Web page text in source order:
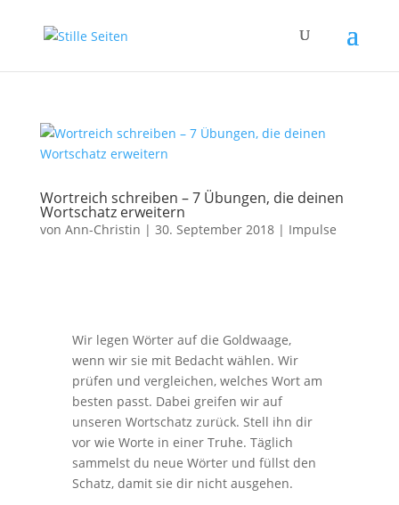
Wortreich schreiben – 7 Übungen, die deinen
Wortschatz erweitern
von Ann-Christin | 30. September 2018| Impulse
Wir legen Wörter auf die Goldwaage,
wenn wir sie mit Bedacht wählen. Wir
prüfen und vergleichen, welches Wort am
besten passt. Dabei greifen wir auf
unseren Wortschatz zurück. Stell ihn dir
vor wie Worte in einer Truhe. Täglich
sammelst du neue Wörter und füllst den
Schatz, damit sie dir nicht ausgehen.